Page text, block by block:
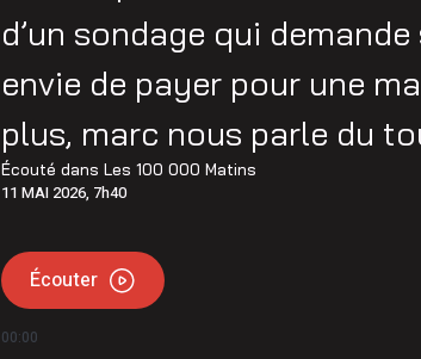
d’un sondage qui
envie de payer pour une
plus, marc nous parle du
Écouté dansLes 100 000 Matins
11 MAI 2026, 7h40
Écouter
00:00